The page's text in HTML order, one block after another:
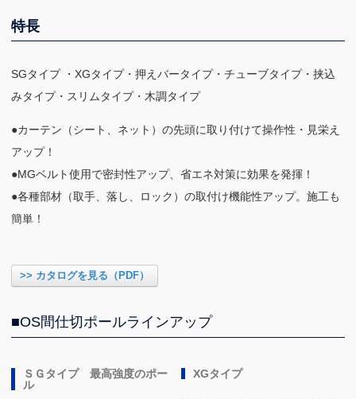
特長
SGタイプ ・XGタイプ・押えバータイプ・チューブタイプ・挟込
みタイプ・スリムタイプ・木調タイプ
●カーテン（シート、ネット）の先頭に取り付けて操作性・見栄え
アップ！
●MGベルト使用で密封性アップ、省エネ対策に効果を発揮！
●各種部材（取手、落し、ロック）の取付け機能性アップ。施工も
簡単！
>> カタログを見る（PDF）
■OS間仕切ポールラインアップ
ＳＧタイプ 最高強度のポー
ル
XGタイプ